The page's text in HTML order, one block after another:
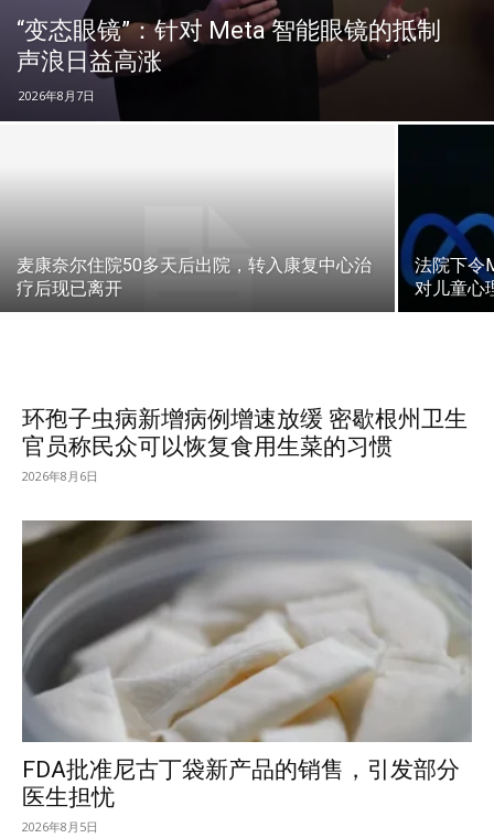
“变态眼镜”：针对 Meta 智能眼镜的抵制
声浪日益高涨
2026年8月7日
麦康奈尔住院50多天后出院，转入康复中心治
疗后现已离开
法院下令
对儿童心
环孢子虫病新增病例增速放缓 密歇根州卫生
官员称民众可以恢复食用生菜的习惯
2026年8月6日
FDA批准尼古丁袋新产品的销售，引发部分
医生担忧
2026年8月5日